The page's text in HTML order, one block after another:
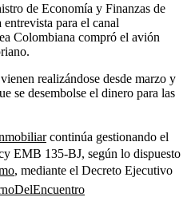
de Economía y Finanzas de
para el canal
Colombiana compró el avión
realizándose desde marzo y
se desembolse el dinero para las
continúa gestionando el
EMB 135-BJ, según lo dispuesto
, mediante el Decreto Ejecutivo